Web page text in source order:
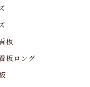
板
板ロング